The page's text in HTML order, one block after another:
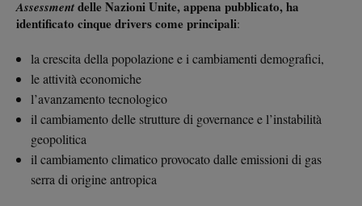
Assessmentdelle Nazioni Unite, appena pubblicato, ha
identificato cinque drivers come principali:
la crescita della popolazione e i cambiamenti demografici,
le attività economiche
l’avanzamento tecnologico
il cambiamento delle strutture di governance e l’instabilità
geopolitica
il cambiamento climatico provocato dalle emissioni di gas
serra di origine antropica